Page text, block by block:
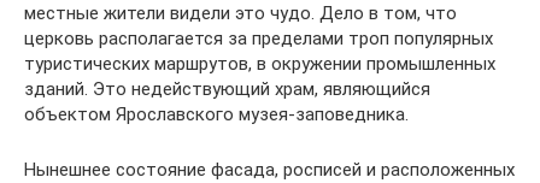
местные жители видели это чудо. Дело в том, что
церковь располагается за пределами троп популярных
туристических маршрутов, в окружении промышленных
зданий. Это недействующий храм, являющийся
объектом Ярославского музея-заповедника.
Нынешнее состояние фасада, росписей и расположенных